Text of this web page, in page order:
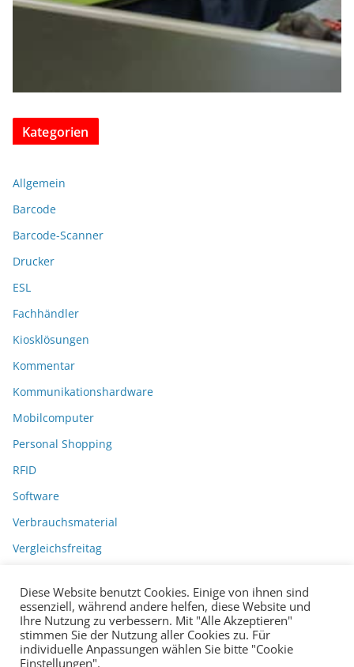
Kategorien
Allgemein
Barcode
Barcode-Scanner
Drucker
ESL
Fachhändler
Kiosklösungen
Kommentar
Kommunikationshardware
Mobilcomputer
Personal Shopping
RFID
Software
Verbrauchsmaterial
Vergleichsfreitag
Diese Website benutzt Cookies. Einige von ihnen sind
essenziell, während andere helfen, diese Website und
Ihre Nutzung zu verbessern. Mit "Alle Akzeptieren"
stimmen Sie der Nutzung aller Cookies zu. Für
individuelle Anpassungen wählen Sie bitte "Cookie
Einstellungen".